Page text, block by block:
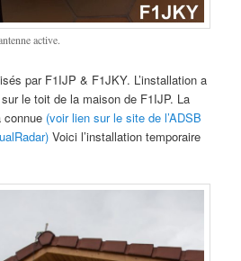
active.
par F1IJP & F1JKY. L’installation a
le toit de la maison de F1IJP. La
connue (voir lien sur le site de l’ADSB
Voici l’installation temporaire